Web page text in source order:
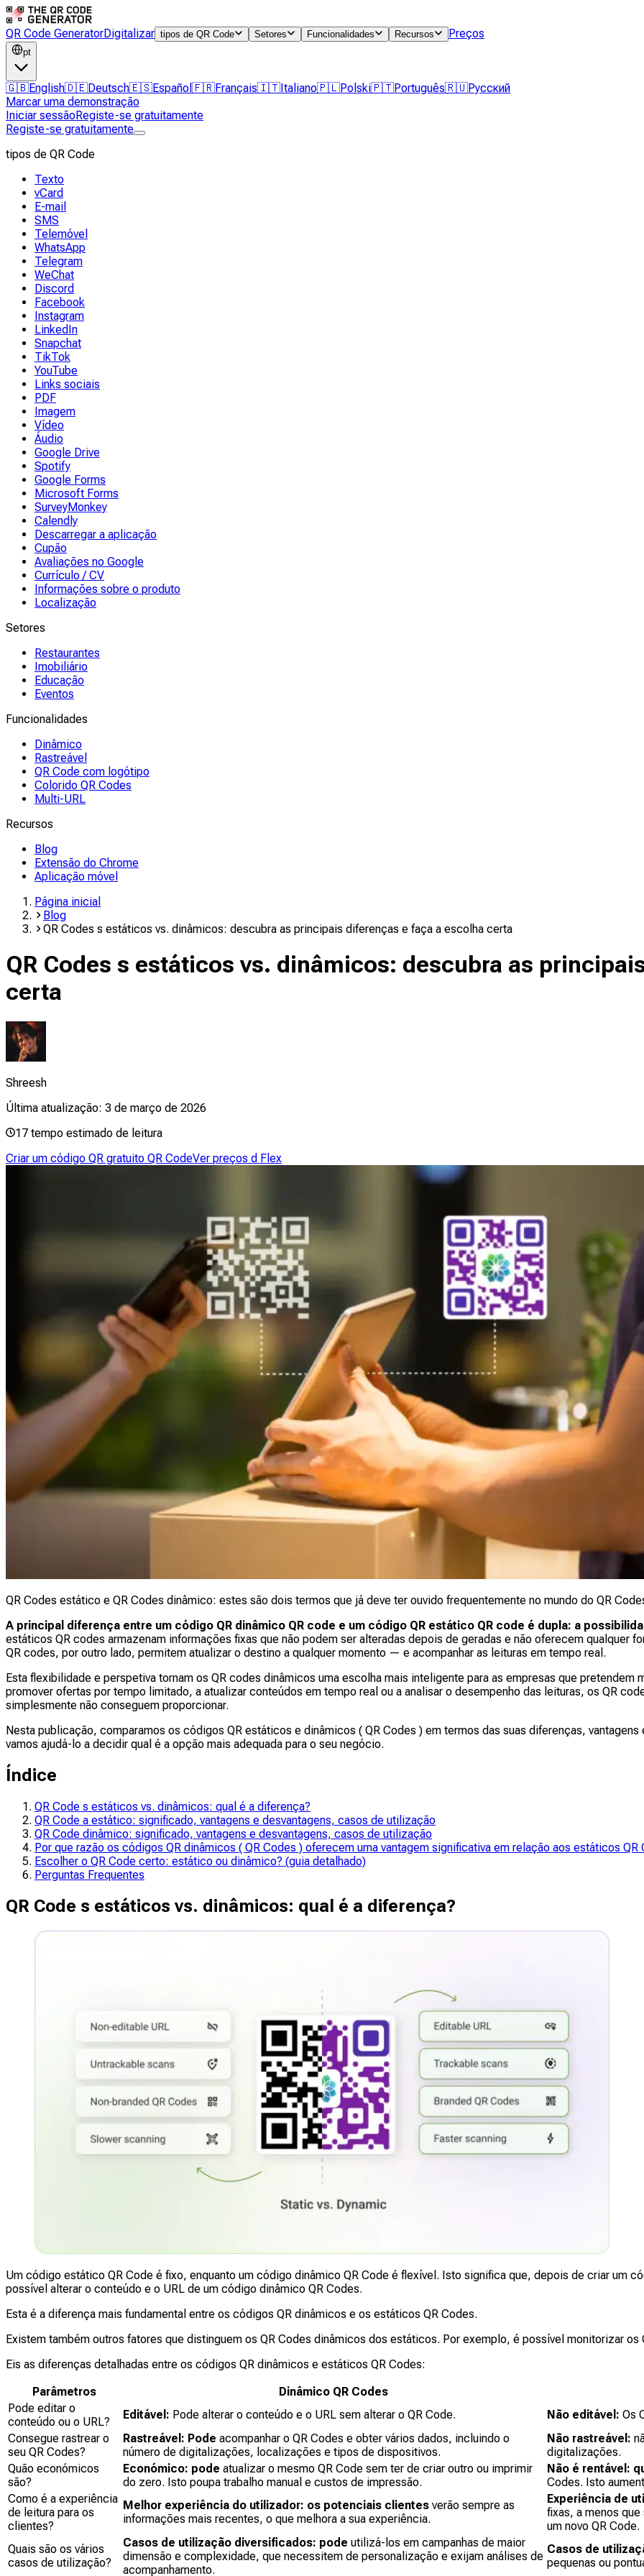
QR Code GeneratorDigitalizar tipos de QR Code Setores Funcionalidades Recursos Preços
pt
🇬🇧English🇩🇪Deutsch🇪🇸Español 🇫🇷Français🇮🇹Italiano🇵🇱Polski🇵🇹Português🇷🇺Русский
Marcar uma demonstração
Iniciar sessãoRegiste-se gratuitamente
Registe-se gratuitamente
tipos de QR Code
Texto
vCard
E-mail
SMS
Telemóvel
WhatsApp
Telegram
WeChat
Discord
Facebook
Instagram
LinkedIn
Snapchat
TikTok
YouTube
Links sociais
PDF
Imagem
Vídeo
Áudio
Google Drive
Spotify
Google Forms
Microsoft Forms
SurveyMonkey
Calendly
Descarregar a aplicação
Cupão
Avaliações no Google
Currículo / CV
Informações sobre o produto
Localização
Setores
Restaurantes
Imobiliário
Educação
Eventos
Funcionalidades
Dinâmico
Rastreável
QR Code com logótipo
Colorido QR Codes
Multi-URL
Recursos
Blog
Extensão do Chrome
Aplicação móvel
Página inicial
Blog
QR Codes s estáticos vs. dinâmicos: descubra as principais diferenças e faça a escolha certa
QR Codes s estáticos vs. dinâmicos: descubra as
certa
Shreesh
Última atualização: 3 de março de 2026
17 tempo estimado de leitura
Criar um código QR gratuito QR CodeVer preços d Flex
QR Codes estático e QR Codes dinâmico: estes são dois termos que já deve ter ouvido frequentemente no mundo do QR
A principal diferença entre um código QR dinâmico QR code e um código QR estático QR code é dupla: a
estáticos QR codes armazenam informações fixas que não podem ser alteradas depois de geradas e não oferecem qualquer
QR codes, por outro lado, permitem atualizar o destino a qualquer momento — e acompanhar as leituras em tempo real.
Esta flexibilidade e perspetiva tornam os QR codes dinâmicos uma escolha mais inteligente para as empresas que pretendem
promover ofertas por tempo limitado, a atualizar conteúdos em tempo real ou a analisar o desempenho das leituras, os QR
simplesmente não conseguem proporcionar.
Nesta publicação, comparamos os códigos QR estáticos e dinâmicos ( QR Codes ) em termos das suas diferenças,
vamos ajudá-lo a decidir qual é a opção mais adequada para o seu negócio.
Índice
QR Code s estáticos vs. dinâmicos: qual é a diferença?
QR Code a estático: significado, vantagens e desvantagens, casos de utilização
QR Code dinâmico: significado, vantagens e desvantagens, casos de utilização
Por que razão os códigos QR dinâmicos ( QR Codes ) oferecem uma vantagem significativa em relação aos estáticos QR
Escolher o QR Code certo: estático ou dinâmico? (guia detalhado)
Perguntas Frequentes
QR Code s estáticos vs. dinâmicos: qual é a diferença?
Um código estático QR Code é fixo, enquanto um código dinâmico QR Code é flexível. Isto significa que, depois de criar um
possível alterar o conteúdo e o URL de um código dinâmico QR Codes.
Esta é a diferença mais fundamental entre os códigos QR dinâmicos e os estáticos QR Codes.
Existem também outros fatores que distinguem os QR Codes dinâmicos dos estáticos. Por exemplo, é possível monitorizar
Eis as diferenças detalhadas entre os códigos QR dinâmicos e estáticos QR Codes:
Parâmetros
Dinâmico QR Codes
Pode editar o
conteúdo ou o URL?
Editável: Pode alterar o conteúdo e o URL sem alterar o QR Code. Não editável: Os
Consegue rastrear o
seu QR Codes?
Rastreável: Pode acompanhar o QR Codes e obter vários dados, incluindo o
número de digitalizações, localizações e tipos de dispositivos.
Não rastreável:
digitalizações.
Quão económicos
são?
Económico: pode atualizar o mesmo QR Code sem ter de criar outro ou imprimir
do zero. Isto poupa trabalho manual e custos de impressão.
Não é rentável:
Codes. Isto
Como é a experiência
de leitura para os
clientes?
Melhor experiência do utilizador: os potenciais clientes verão sempre as
informações mais recentes, o que melhora a sua experiência.
Experiência de
fixas, a menos
um novo QR Code.
Quais são os vários
casos de utilização?
Casos de utilização diversificados: pode utilizá-los em campanhas de maior
dimensão e complexidade, que necessitem de personalização e exijam análises de
acompanhamento.
Casos de
pequenas ou